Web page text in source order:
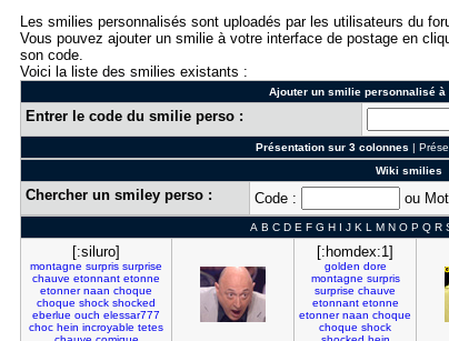
Les smilies personnalisés sont uploadés par les utilisateurs du
Vous pouvez ajouter un smilie à votre interface de postage en
son code.
Voici la liste des smilies existants :
Ajouter un smilie personnalisé
Entrer le code du smilie perso :
Présentation sur 3 colonnes |
Wiki smilies
Chercher un smiley perso : Code : ou
A B C D E F G H I J K L M N O P Q R
[:siluro]
montagne surpris surprise
chauve etonnant etonne
etonner naan choque
choque shock shocked
eberlue ouch elessar777
choc hein incroyable tetes
[:homdex:1]
golden dore
montagne surpris
surprise chauve
etonnant etonne
etonner naan choque
choque shock